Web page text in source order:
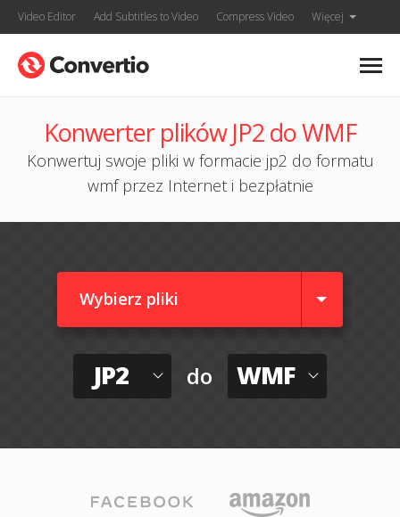
Video Editor Add Subtitles to Video Compress Video Więcej
Konwerter plików JP2 do WMF
Konwertuj swoje pliki w formacie jp2 do formatu
wmf przez Internet i bezpłatnie
Wybierz pliki
JP2 do WMF